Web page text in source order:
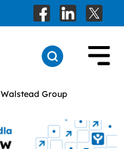
Walstead Group